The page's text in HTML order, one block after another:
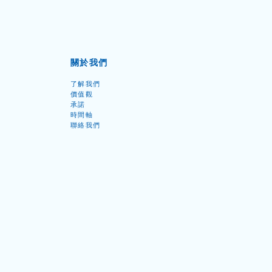
關於我們
了解我們
價值觀
承諾
時間軸
聯絡我們